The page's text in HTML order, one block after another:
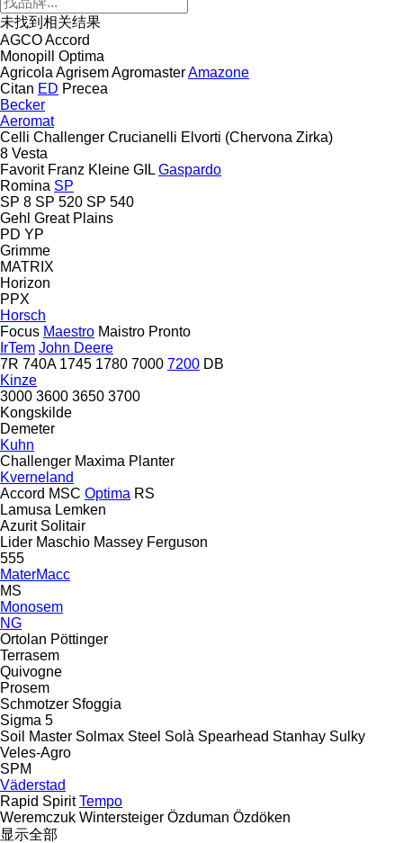
未找到相关结果
AGCOAccord
Monopill
Optima
Agricola AgrisemAgromasterAmazone
Citan ED Precea
Becker
Aeromat
Celli Challenger Crucianelli Elvorti (Chervona Zirka)
8 Vesta
Favorit Franz Kleine GIL Gaspardo
Romina SP
SP 8 SP 520 SP 540
Gehl Great Plains
PD YP
Grimme
MATRIX
Horizon
PPX
Horsch
Focus Maestro Maistro Pronto
IrTem John Deere
7R 740A 1745 1780 7000 7200 DB
Kinze
3000 3600 3650 3700
Kongskilde
Demeter
Kuhn
Challenger Maxima Planter
Kverneland
Accord MSC Optima RS
Lamusa Lemken
Azurit Solitair
Lider Maschio Massey Ferguson
555
MaterMacc
MS
Monosem
NG
Ortolan Pöttinger
Terrasem
Quivogne
Prosem
Schmotzer Sfoggia
Sigma 5
Soil Master Solmax Steel Solà Spearhead Stanhay Sulky
Veles-Agro
SPM
Väderstad
Rapid Spirit Tempo
Weremczuk Wintersteiger Özduman Özdöken
显示全部